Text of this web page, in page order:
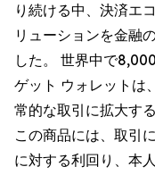
り続ける中、決済エ
リューションを金融
した。 世界中で
ゲット ウォレットは
常的な取引に拡大す
この商品には、取引
に対する利回り、本